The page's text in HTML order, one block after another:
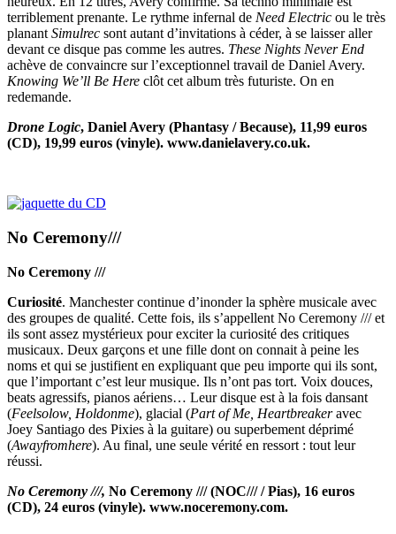
terriblement prenante. Le rythme infernal de Need Electric ou le très
planant Simulrec sont autant d’invitations à céder, à se laisser aller
devant ce disque pas comme les autres. These Nights Never End
achève de convaincre sur l’exceptionnel travail de Daniel Avery.
Knowing We’ll Be Here clôt cet album très futuriste. On en
redemande.
Drone Logic, Daniel Avery (Phantasy / Because), 11,99 euros
(CD), 19,99 euros (vinyle). www.danielavery.co.uk.
No Ceremony///
No Ceremony ///
Curiosité. Manchester continue d’inonder la sphère musicale avec
des groupes de qualité. Cette fois, ils s’appellent No Ceremony /// et
ils sont assez mystérieux pour exciter la curiosité des critiques
musicaux. Deux garçons et une fille dont on connait à peine les
noms et qui se justifient en expliquant que peu importe qui ils sont,
que l’important c’est leur musique. Ils n’ont pas tort. Voix douces,
beats agressifs, pianos aériens… Leur disque est à la fois dansant
(Feelsolow, Holdonme), glacial (Part of Me, Heartbreakeravec
Joey Santiago des Pixies à la guitare) ou superbement déprimé
(Awayfromhere). Au final, une seule vérité en ressort : tout leur
réussi.
No Ceremony ///, No Ceremony /// (NOC/// / Pias), 16 euros
(CD), 24 euros (vinyle). www.noceremony.com.